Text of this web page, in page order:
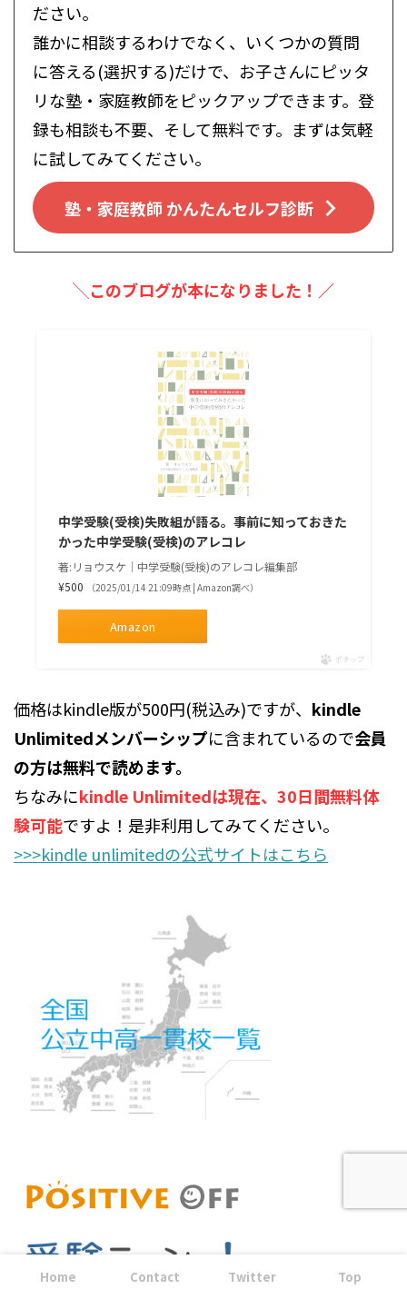
ださい。
誰かに相談するわけでなく、いくつかの質問
に答える(選択する)だけで、お子さんにピッタ
リな塾・家庭教師をピックアップできます。登
録も相談も不要、そして無料です。まずは気軽
に試してみてください。
塾・家庭教師 かんたんセルフ診断
╲このブログが本になりました！／
中学受験(受検)失敗組が語る。事前に知っておきた
かった中学受験(受検)のアレコレ
著:リョウスケ｜中学受験(受検)のアレコレ編集部
¥500
（2025/01/14 21:09時点 | Amazon調べ）
Amazon
ポチップ
価格はkindle版が500円(税込み)ですが、 kindle
Unlimitedメンバーシップに含まれているので会員
の方は無料で読めます。
ちなみにkindle Unlimitedは現在、30日間無料体
験可能ですよ！是非利用してみてください。
>>>kindle unlimitedの公式サイトはこちら
Home Contact Twitter Top